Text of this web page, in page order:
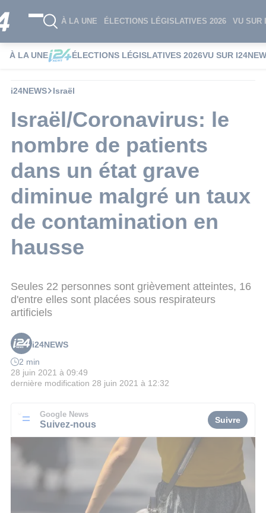
À LA UNE ÉLECTIONS LÉGISLATIVES 2026 VU SUR
À LA UNE ÉLECTIONS LÉGISLATIVES 2026VU SUR
i24NEWS Israël
Israël/Coronavirus: le
nombre de patients
dans un état grave
diminue malgré un taux
de contamination en
hausse
Seules 22 personnes sont grièvement atteintes, 16
d'entre elles sont placées sous respirateurs
artificiels
i24NEWS
2 min
28 juin 2021 à 09:49
dernière modification 28 juin 2021 à 12:32
Google News
Suivez-nous Suivre